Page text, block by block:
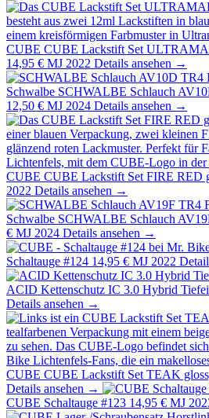
CUBE CUBE Lackstift Set
14,95 € MJ 2022 Details ansehen →
Schwalbe SCHWALBE Schlauch
12,50 € MJ 2024 Details ansehen →
CUBE CUBE Lackstift Set FIRE RED
2022 Details ansehen →
Schwalbe SCHWALBE Schlauch
€ MJ 2024 Details ansehen →
Schaltauge #124 14,95 € MJ 2022
ACID Kettenschutz IC 3.0 Hybrid
Details ansehen →
CUBE CUBE Lackstift Set TEAK
Details ansehen →
CUBE Schaltauge #123 14,95 € MJ